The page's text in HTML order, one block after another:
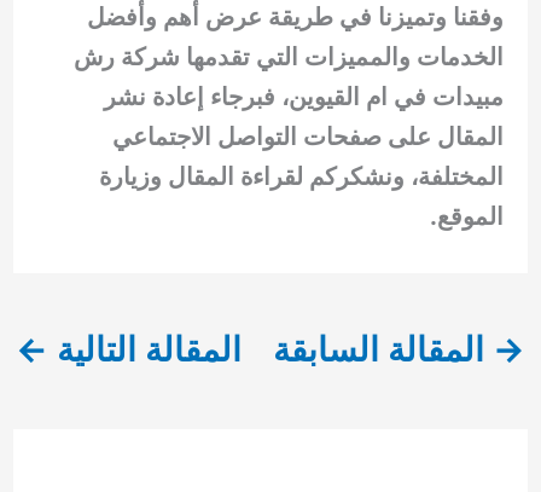
وفقنا وتميزنا في طريقة عرض أهم وأفضل
الخدمات والمميزات التي تقدمها شركة رش
مبيدات في ام القيوين، فبرجاء إعادة نشر
المقال على صفحات التواصل الاجتماعي
المختلفة، ونشكركم لقراءة المقال وزيارة
الموقع.
→ المقالة السابقة المقالة التالية ←